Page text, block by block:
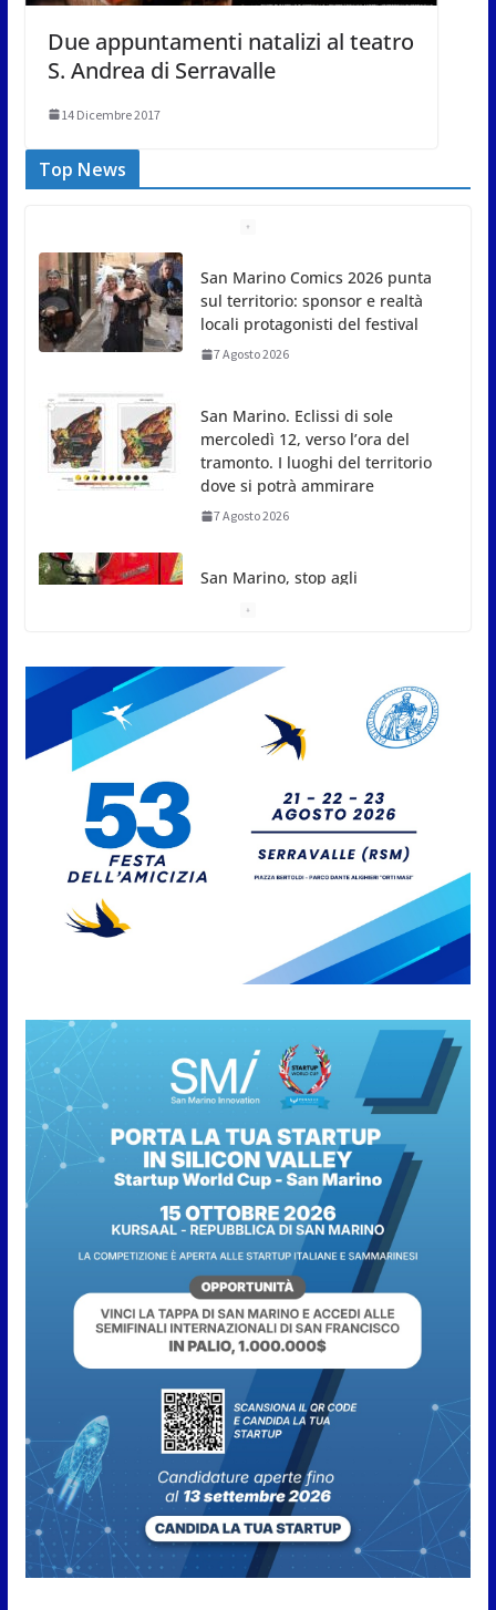
Due appuntamenti natalizi al teatro
S. Andrea di Serravalle
14 Dicembre 2017
Top News
San Marino Comics 2026 punta
sul territorio: sponsor e realtà
locali protagonisti del festival
7 Agosto 2026
San Marino. Eclissi di sole
mercoledì 12, verso l’ora del
tramonto. I luoghi del territorio
dove si potrà ammirare
7 Agosto 2026
San Marino, stop agli
salate
7 Agosto 2026
Caccuri celebra Roberto Sergio:
della città e premio alla carriera
7 Agosto 2026
partnership tra FIFA+ e DAZN